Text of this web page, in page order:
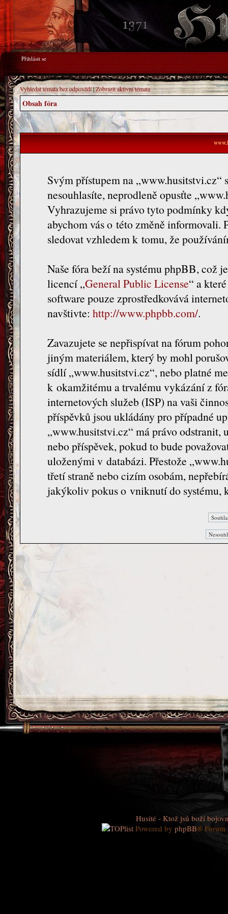
Přihlásit se
Vyhledat témata bez odpovědí|Zobrazit aktivní témata
Obsah fóra
Svým přístupem na
nesouhlasíte, neprodleně opusťte
Vyhrazujeme si právo tyto podmínky
abychom vás o této změně
sledovat vzhledem k tomu, že
Naše fóra beží na systému phpBB, což
licencí „General Public License“ a
software pouze zprostředkovává
navštivte: http://www.phpbb.com/.
Zavazujete se nepřispívat na fórum
jiným materiálem, který by mohl
sídlí „www.husitstvi.cz“, nebo platné
k okamžitému a trvalému vykázání z
internetových služeb (ISP) na vaši
příspěvků jsou ukládány pro případné
„www.husitstvi.cz“ má právo
nebo příspěvek, pokud to bude
uloženými v databázi. Přestože
třetí straně nebo cizím osobám,
jakýkoliv pokus o vniknutí do systému,
Husité - Ktož jsú boží
Powered by phpBB® Forum